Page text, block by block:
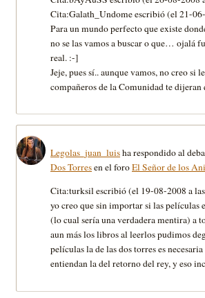
Cita:Galath_Undome escribió (el 21-
Para un mundo perfecto que existe
no se las vamos a buscar o que… ojalá
real. :-]
Jeje, pues sí.. aunque vamos, no creo si
compañeros de la Comunidad te
Legolas_juan_luisha respondido al
Dos Torresen el foroEl Señor de los
Cita:turksil escribió (el 19-08-2008 a
yo creo que sin importar si las películas
(lo cual sería una verdadera mentira) a
aun más los libros al leerlos pudimos
películas la de las dos torres es
entiendan la del retorno del rey, y eso